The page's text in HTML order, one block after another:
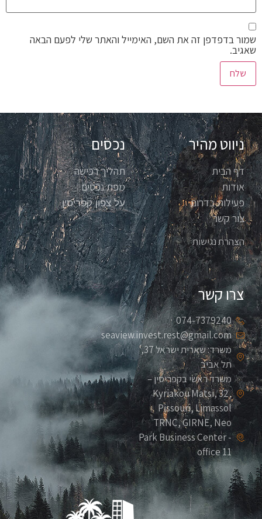
שמור בדפדפן זה את השם, האימייל והאתר שלי לפעם הבאה
שאגיב.
ניווט מהיר
דף הבית
אודות
פעילות בדרום
צור קשר
הצהרת נגישות
נכסים
תהליך רכישה
מפת נכסים
על צפון קפריסין
צרו קשר
074-7379240
seaview.invest.rest@gmail.com
משרד: שארית ישראל 37,
תל אביב
משרד ראשי בקפריסין –
Kyriakou Matsi, 32,
Pissouri, Limassol
TRNC, GIRNE, Neo
Park Business Center -
office 11